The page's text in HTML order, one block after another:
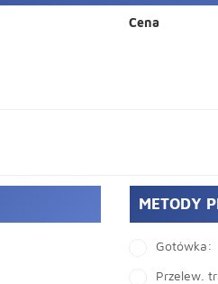
Cena
METODY
Gotówka:
Przelew.